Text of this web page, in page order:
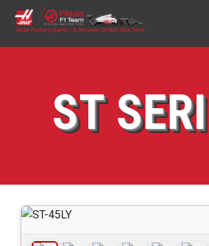
SẢN PHẨM
DỊCH VỤST